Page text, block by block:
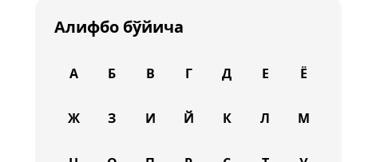
Алифбо бўйича
А Б В Г Д Е Ё
Ж З И Й К Л М